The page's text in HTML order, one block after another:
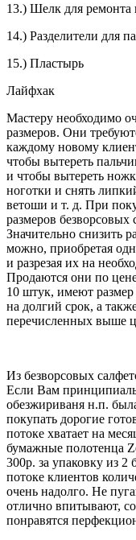
13.) Шелк для ремонта
14.) Разделители для
15.) Пластырь
Лайфхак
Мастеру необходимо
размеров. Они
каждому новому
чтобы вытереть
и чтобы вытереть
ноготки и снять
ветоши и т. д. При
размеров безворсовых
Значительно снизить
можно, приобретая
и разрезая их на
Продаются они по
10 штук, имеют
на долгий срок, а
перечисленных выше
Из безворсовых
Если Вам
обезжириваня н.п.
покупать дорогие
потоке хватает на
бумажные полотенца
300р. за упаковку из
потоке клиентов
очень надолго. Не
отлично впитывают,
понравятся